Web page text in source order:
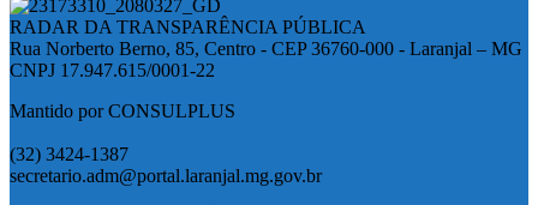
RADAR DA TRANSPARÊNCIA PÚBLICA
Rua Norberto Berno, 85, Centro - CEP 36760-000 - Laranjal – MG
CNPJ 17.947.615/0001-22
Mantido por CONSULPLUS
(32) 3424-1387
secretario.adm@portal.laranjal.mg.gov.br